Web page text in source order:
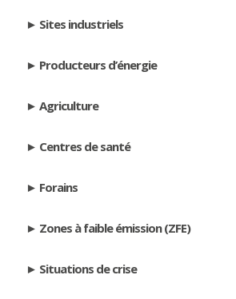
Sites industriels
Producteurs d’énergie
Agriculture
Centres de santé
Forains
Zones à faible émission (ZFE)
Situations de crise